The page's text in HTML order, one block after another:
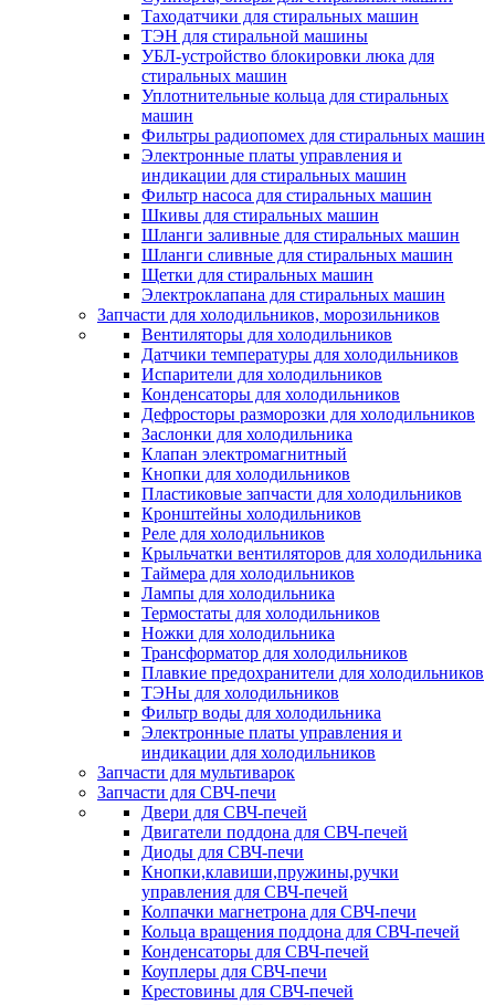
Таходатчики для стиральных машин
ТЭН для стиральной машины
УБЛ-устройство блокировки люка для
стиральных машин
Уплотнительные кольца для стиральных
машин
Фильтры радиопомех для стиральных машин
Электронные платы управления и
индикации для стиральных машин
Фильтр насоса для стиральных машин
Шкивы для стиральных машин
Шланги заливные для стиральных машин
Шланги сливные для стиральных машин
Щетки для стиральных машин
Электроклапана для стиральных машин
Запчасти для холодильников, морозильников
Вентиляторы для холодильников
Датчики температуры для холодильников
Испарители для холодильников
Конденсаторы для холодильников
Дефросторы разморозки для холодильников
Заслонки для холодильника
Клапан электромагнитный
Кнопки для холодильников
Пластиковые запчасти для холодильников
Кронштейны холодильников
Реле для холодильников
Крыльчатки вентиляторов для холодильника
Таймера для холодильников
Лампы для холодильника
Термостаты для холодильников
Ножки для холодильника
Трансформатор для холодильников
Плавкие предохранители для холодильников
ТЭНы для холодильников
Фильтр воды для холодильника
Электронные платы управления и
индикации для холодильников
Запчасти для мультиварок
Запчасти для СВЧ-печи
Двери для СВЧ-печей
Двигатели поддона для СВЧ-печей
Диоды для СВЧ-печи
Кнопки,клавиши,пружины,ручки
управления для СВЧ-печей
Колпачки магнетрона для СВЧ-печи
Кольца вращения поддона для СВЧ-печей
Конденсаторы для СВЧ-печей
Коуплеры для СВЧ-печи
Крестовины для СВЧ-печей